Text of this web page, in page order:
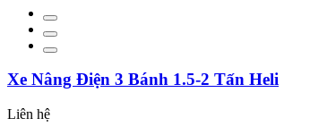
Xe Nâng Điện 3 Bánh 1.5-2 Tấn Heli
Liên hệ